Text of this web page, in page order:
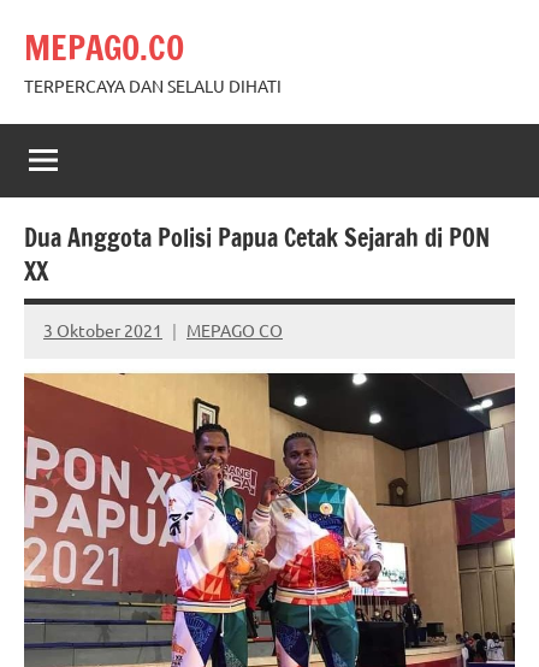
content
MEPAGO.CO
TERPERCAYA DAN SELALU DIHATI
Dua Anggota Polisi Papua Cetak Sejarah di PON
XX
3 Oktober 2021 MEPAGO CO
No
comments